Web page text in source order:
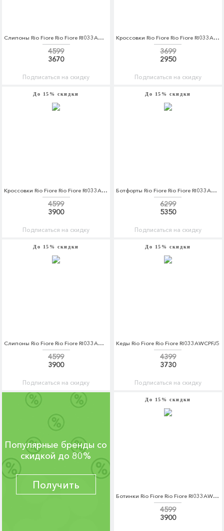
Слипоны Rio Fiore Rio Fiore RI033AWCPFP6
4599
3670
Подписаться на скидку
Кроссовки Rio Fiore Rio Fiore RI033AWRLS78
3699
2950
Подписаться на скидку
До 15% скидки
Кроссовки Rio Fiore Rio Fiore RI033AWCPFM6
4599
3900
Подписаться на скидку
До 15% скидки
Ботфорты Rio Fiore Rio Fiore RI033AWCPFO9
6299
5350
Подписаться на скидку
До 15% скидки
Слипоны Rio Fiore Rio Fiore RI033AWCPFJ0
4599
3900
Подписаться на скидку
До 15% скидки
Кеды Rio Fiore Rio Fiore RI033AWCPFJ5
4399
3730
Подписаться на скидку
Популярные бренды со
скидкой до 80%
Получить
До 15% скидки
Ботинки Rio Fiore Rio Fiore RI033AWCPFP7
4599
3900